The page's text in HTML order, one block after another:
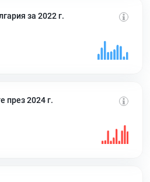
за 2022 г.
през 2024 г.